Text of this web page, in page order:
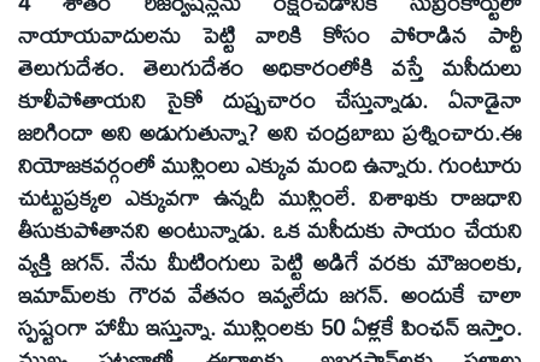
నాయాయవాదులను పెట్టి వారికి కోసం పోరాడిన పార్టీ
తెలుగుదేశం. తెలుగుదేశం అధికారంలోకి వస్తే మసీదులు
కూలీపోతాయని సైకో దుష్ప్రచారం చేస్తున్నాడు. ఏనాడైనా
జరిగిందా అని అడుగుతున్నా? అని చంద్రబాబు ప్రశ్నించారు.ఈ
నియోజకవర్గంలో ముస్లింలు ఎక్కువ మంది ఉన్నారు. గుంటూరు
చుట్టుప్రక్కల ఎక్కువగా ఉన్నదీ ముస్లింలే. విశాఖకు రాజధాని
తీసుకుపోతానని అంటున్నాడు. ఒక మసీదుకు సాయం చేయని
వ్యక్తి జగన్‌. నేను మీటింగులు పెట్టి అడిగే వరకు మౌజంలకు,
ఇమామ్‌లకు గౌరవ వేతనం ఇవ్వలేదు జగన్‌. అందుకే చాలా
స్పష్టంగా హామీ ఇస్తున్నా. ముస్లింలకు 50 ఏళ్లకే పింఛన్‌ ఇస్తాం.